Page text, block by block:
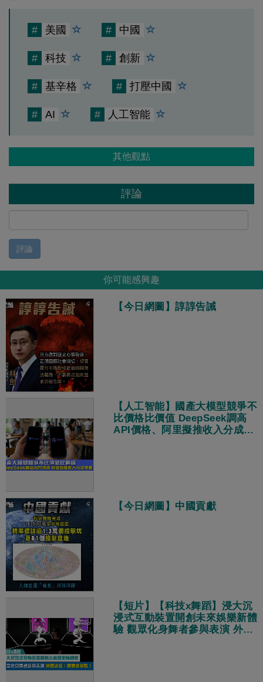
# 美國 # 中國
# 科技 # 創新
# 基辛格 # 打壓中國
# AI # 人工智能
其他觀點
評論
評論
你可能感興趣
【今日網圖】諄諄告誡
【人工智能】國產大模型競爭不
比價格比價值 DeepSeek調高
API價格、阿里擬推收入分成策
【今日網圖】中國貢獻
【短片】【科技x舞蹈】浸大沉
浸式互動裝置開創未來娛樂新體
驗 觀眾化身舞者參與表演 外國